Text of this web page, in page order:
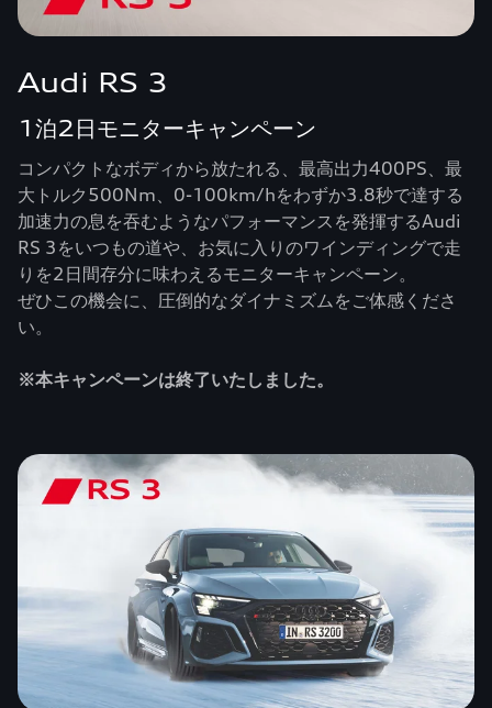
Audi RS 3
1泊2日モニターキャンペーン
コンパクトなボディから放たれる、最高出力400PS、最
大トルク500Nm、0-100km/hをわずか3.8秒で達する
加速力の息を吞むようなパフォーマンスを発揮するAudi
RS 3をいつもの道や、お気に入りのワインディングで走
りを2日間存分に味わえるモニターキャンペーン。
ぜひこの機会に、圧倒的なダイナミズムをご体感くださ
い。
※本キャンペーンは終了いたしました。